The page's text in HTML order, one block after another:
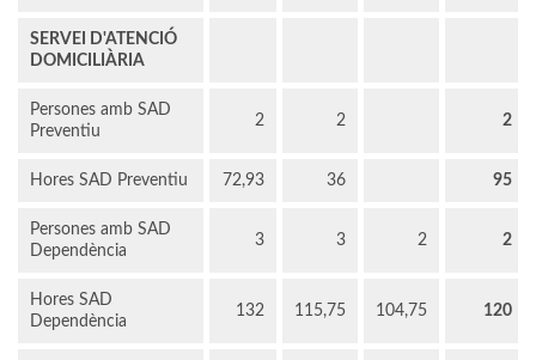
SERVEI D'ATENCIÓ
DOMICILIÀRIA
Persones amb SAD
Preventiu
2 2 2
Hores SAD Preventiu 72,93 36 95
Persones amb SAD
Dependència
3 3 2 2
Hores SAD
Dependència
132 115,75 104,75 120